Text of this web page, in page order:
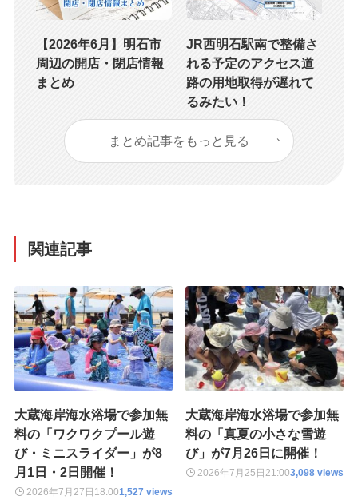
【2026年6月】明石市
周辺の開店・閉店情報
まとめ
JR西明石駅南で整備さ
れる予定のアクセス道
路の用地取得が遅れて
るみたい！
まとめ記事をもっと見る
関連記事
大蔵海岸海水浴場で参加無
料の「ワクワクプール遊
び・ミニスライダー」が8
月1日・2日開催！
2026年7月27日 18:001,527 views
大蔵海岸海水浴場で参加無
料の「真夏の小さな雪遊
び」が7月26日に開催！
2026年7月25日21:003,098 views